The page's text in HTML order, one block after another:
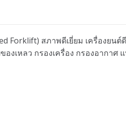
สภาพดีเยี่ยม เครื่องยนต์
งเหลว กรองเครื่อง กรองอากา